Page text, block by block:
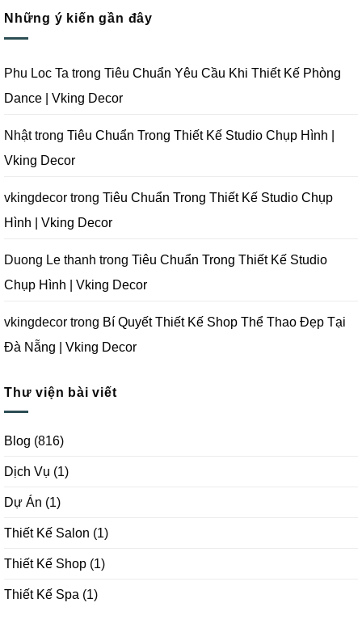
Tại
Đà
Decor
Trọn
Gói
Đà
Nẵng
Vking
Studio
Quay
Nẵng
|
Decor
luận
ở
Tránh
Khi
Kế
Chụp
Ảnh
Đà
Vking
Decor
Những ý kiến gần đây
Phu Loc Ta trong Tiêu Chuẩn Yêu Cầu Khi Thiết Kế Phòng
Dance | Vking Decor
Nhậttrong Tiêu Chuẩn Trong Thiết Kế Studio Chụp Hình |
Vking Decor
vkingdecor trong Tiêu Chuẩn Trong Thiết Kế Studio Chụp
Hình | Vking Decor
Duong Le thanh trong Tiêu Chuẩn Trong Thiết Kế Studio
Chụp Hình | Vking Decor
vkingdecor trong Bí Quyết Thiết Kế Shop Thể Thao Đẹp Tại
Đà Nẵng | Vking Decor
Thư viện bài viết
Blog (816)
Dịch Vụ (1)
Dự Án (1)
Thiết Kế Salon (1)
Thiết Kế Shop (1)
Thiết Kế Spa (1)